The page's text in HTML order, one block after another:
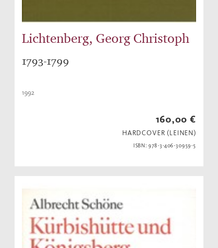
Lichtenberg, Georg Christoph
1793-1799
1992
160,00 €
HARDCOVER (LEINEN)
ISBN: 978-3-406-30959-5